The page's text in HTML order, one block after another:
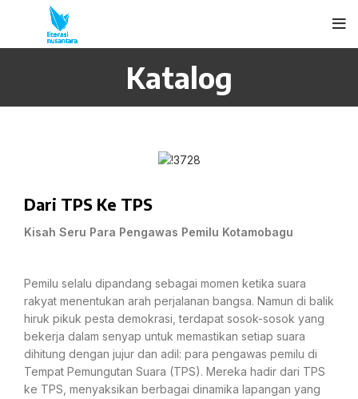
Katalog
Dari TPS Ke TPS
Kisah Seru Para Pengawas Pemilu Kotamobagu
Pemilu selalu dipandang sebagai momen ketika suara
rakyat menentukan arah perjalanan bangsa. Namun di balik
hiruk pikuk pesta demokrasi, terdapat sosok-sosok yang
bekerja dalam senyap untuk memastikan setiap suara
dihitung dengan jujur dan adil: para pengawas pemilu di
Tempat Pemungutan Suara (TPS). Mereka hadir dari TPS
ke TPS, menyaksikan berbagai dinamika lapangan yang